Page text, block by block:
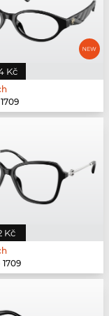
Kč
Kč
1709